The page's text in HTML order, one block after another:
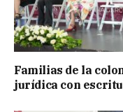
Familias de la
jurídica con